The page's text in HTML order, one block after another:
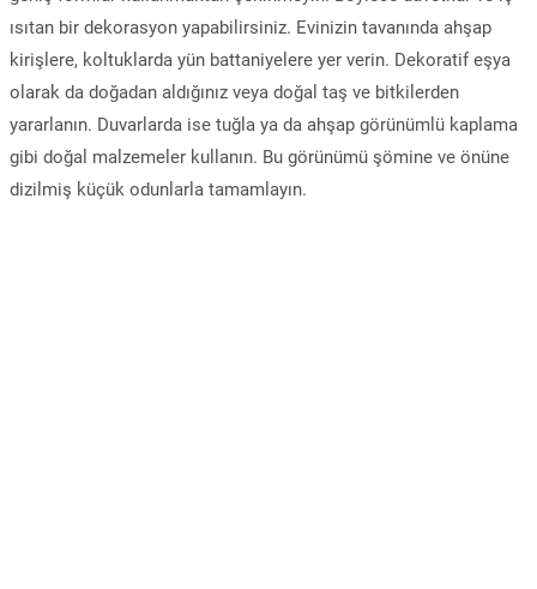
ısıtan bir dekorasyon yapabilirsiniz. Evinizin tavanında ahşap
kirişlere, koltuklarda yün battaniyelere yer verin. Dekoratif eşya
olarak da doğadan aldığınız veya doğal taş ve bitkilerden
yararlanın. Duvarlarda ise tuğla ya da ahşap görünümlü kaplama
gibi doğal malzemeler kullanın. Bu görünümü şömine ve önüne
dizilmiş küçük odunlarla tamamlayın.